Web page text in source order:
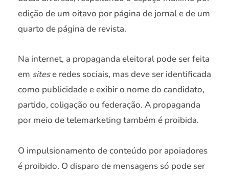
edição de um oitavo por página de jornal e de um
quarto de página de revista.
Na internet, a propaganda eleitoral pode ser feita
em sitese redes sociais, mas deve ser identificada
como publicidade e exibir o nome do candidato,
partido, coligação ou federação. A propaganda
por meio de telemarketing também é proibida.
O impulsionamento de conteúdo por apoiadores
é proibido. O disparo de mensagens só pode ser